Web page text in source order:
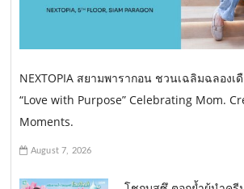
NEXTOPIA สยามพารากอน ชวนเฉลิมฉลอง
“Love with Purpose” Celebrating Mom.
Moments.
August 7, 2026